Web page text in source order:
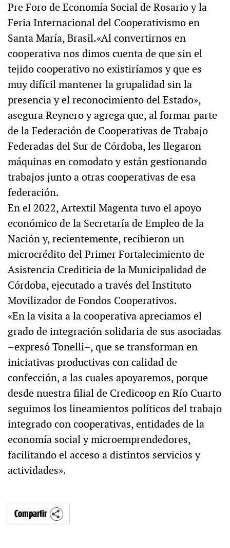
Pre Foro de Economía Social de Rosario y la
Feria Internacional del Cooperativismo en
Santa María, Brasil.«Al convertirnos en
cooperativa nos dimos cuenta de que sin el
tejido cooperativo no existiríamos y que es
muy difícil mantener la grupalidad sin la
presencia y el reconocimiento del Estado»,
asegura Reynero y agrega que, al formar parte
de la Federación de Cooperativas de Trabajo
Federadas del Sur de Córdoba, les llegaron
máquinas en comodato y están gestionando
trabajos junto a otras cooperativas de esa
federación.
En el 2022, Artextil Magenta tuvo el apoyo
económico de la Secretaría de Empleo de la
Nación y, recientemente, recibieron un
microcrédito del Primer Fortalecimiento de
Asistencia Crediticia de la Municipalidad de
Córdoba, ejecutado a través del Instituto
Movilizador de Fondos Cooperativos.
«En la visita a la cooperativa apreciamos el
grado de integración solidaria de sus asociadas
–expresó Tonelli–, que se transforman en
iniciativas productivas con calidad de
confección, a las cuales apoyaremos, porque
desde nuestra filial de Credicoop en Río Cuarto
seguimos los lineamientos políticos del trabajo
integrado con cooperativas, entidades de la
economía social y microemprendedores,
facilitando el acceso a distintos servicios y
actividades».
Compartir